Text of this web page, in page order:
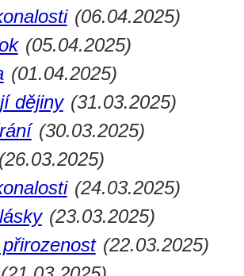
(06.04.2025)
(05.04.2025)
(01.04.2025)
dějiny (31.03.2025)
(30.03.2025)
(26.03.2025)
(24.03.2025)
(23.03.2025)
(22.03.2025)